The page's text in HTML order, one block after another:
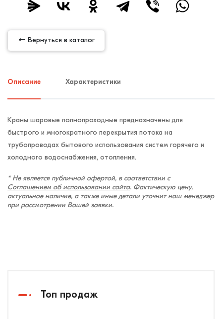
Вернуться в каталог
Описание Характеристики
Краны шаровые полнопроходные предназначены для
быстрого и многократного перекрытия потока на
трубопроводах бытового использования систем горячего и
холодного водоснабжения, отопления.
* Не является публичной офертой, в соответствии с
Соглашением об использовании сайта. Фактическую цену,
актуальное наличие, а также иные детали уточнит наш менеджер
при рассмотрении Вашей заявки.
Топ продаж